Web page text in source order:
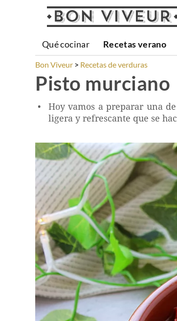
Qué cocinar Recetas verano
Bon Viveur Recetas de verduras
Pisto murciano
Hoy vamos a preparar una
ligera y refrescante que se